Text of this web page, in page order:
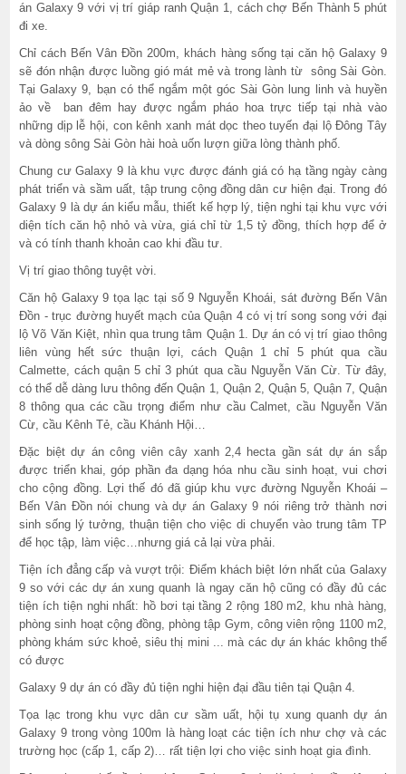
án Galaxy 9 với vị trí giáp ranh Quận 1, cách chợ Bến Thành 5 phút
đi xe.
Chỉ cách Bến Vân Đồn 200m, khách hàng sống tại căn hộ Galaxy 9
sẽ đón nhận được luồng gió mát mẻ và trong lành từ sông Sài Gòn.
Tại Galaxy 9, bạn có thể ngắm một góc Sài Gòn lung linh và huyền
ảo về ban đêm hay được ngắm pháo hoa trực tiếp tại nhà vào
những dịp lễ hội, con kênh xanh mát dọc theo tuyến đại lộ Đông Tây
và dòng sông Sài Gòn hài hoà uốn lượn giữa lòng thành phố.
Chung cư Galaxy 9 là khu vực được đánh giá có hạ tầng ngày càng
phát triển và sầm uất, tập trung cộng đồng dân cư hiện đại. Trong đó
Galaxy 9 là dự án kiểu mẫu, thiết kế hợp lý, tiện nghi tại khu vực với
diện tích căn hộ nhỏ và vừa, giá chỉ từ 1,5 tỷ đồng, thích hợp để ở
và có tính thanh khoản cao khi đầu tư.
Vị trí giao thông tuyệt vời.
Căn hộ Galaxy 9 tọa lạc tại số 9 Nguyễn Khoái, sát đường Bến Vân
Đồn - trục đường huyết mạch của Quận 4 có vị trí song song với đại
lộ Võ Văn Kiệt, nhìn qua trung tâm Quận 1. Dự án có vị trí giao thông
liên vùng hết sức thuận lợi, cách Quận 1 chỉ 5 phút qua cầu
Calmette, cách quận 5 chỉ 3 phút qua cầu Nguyễn Văn Cừ. Từ đây,
có thể dễ dàng lưu thông đến Quận 1, Quận 2, Quận 5, Quận 7, Quận
8 thông qua các cầu trọng điểm như cầu Calmet, cầu Nguyễn Văn
Cừ, cầu Kênh Tẻ, cầu Khánh Hội…
Đặc biệt dự án công viên cây xanh 2,4 hecta gần sát dự án sắp
được triển khai, góp phần đa dạng hóa nhu cầu sinh hoạt, vui chơi
cho cộng đồng. Lợi thế đó đã giúp khu vực đường Nguyễn Khoái –
Bến Vân Đồn nói chung và dự án Galaxy 9 nói riêng trở thành nơi
sinh sống lý tưởng, thuận tiện cho việc di chuyển vào trung tâm TP
để học tập, làm việc…nhưng giá cả lại vừa phải.
Tiện ích đẳng cấp và vượt trội: Điểm khách biệt lớn nhất của Galaxy
9 so với các dự án xung quanh là ngay căn hộ cũng có đầy đủ các
tiện ích tiện nghi nhất: hồ bơi tại tầng 2 rộng 180 m2, khu nhà hàng,
phòng sinh hoạt cộng đồng, phòng tập Gym, công viên rộng 1100 m2,
phòng khám sức khoẻ, siêu thị mini ... mà các dự án khác không thể
có được
Galaxy 9 dự án có đầy đủ tiện nghi hiện đại đầu tiên tại Quận 4.
Tọa lạc trong khu vực dân cư sầm uất, hội tụ xung quanh dự án
Galaxy 9 trong vòng 100m là hàng loạt các tiện ích như chợ và các
trường học (cấp 1, cấp 2)… rất tiện lợi cho việc sinh hoạt gia đình.